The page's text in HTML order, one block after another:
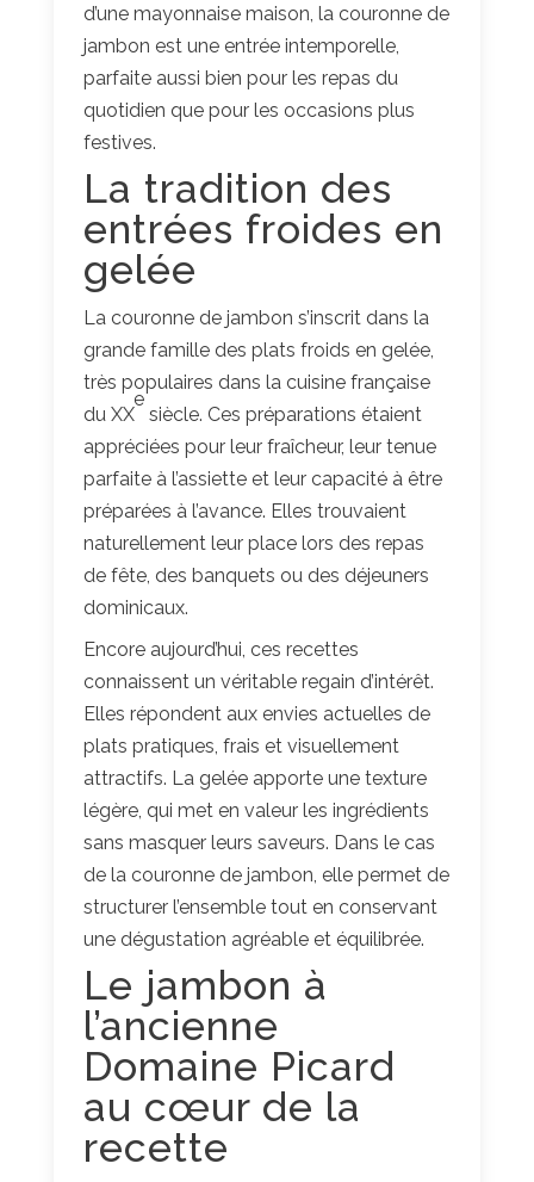
d’une mayonnaise maison, la couronne de
jambon est une entrée intemporelle,
parfaite aussi bien pour les repas du
quotidien que pour les occasions plus
festives.
La tradition des
entrées froides en
gelée
La couronne de jambon s’inscrit dans la
grande famille des plats froids en gelée,
très populaires dans la cuisine française
du XX
e
siècle. Ces préparations étaient
appréciées pour leur fraîcheur, leur tenue
parfaite à l’assiette et leur capacité à être
préparées à l’avance. Elles trouvaient
naturellement leur place lors des repas
de fête, des banquets ou des déjeuners
dominicaux.
Encore aujourd’hui, ces recettes
connaissent un véritable regain d’intérêt.
Elles répondent aux envies actuelles de
plats pratiques, frais et visuellement
attractifs. La gelée apporte une texture
légère, qui met en valeur les ingrédients
sans masquer leurs saveurs. Dans le cas
de la couronne de jambon, elle permet de
structurer l’ensemble tout en conservant
une dégustation agréable et équilibrée.
Le jambon à
l’ancienne
Domaine Picard
au cœur de la
recette